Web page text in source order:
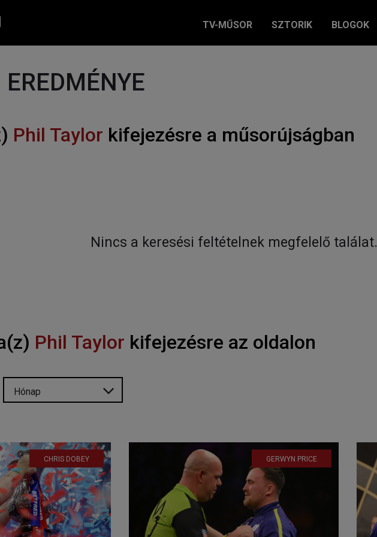
TV-MŰSOR SZTORIK BLOGOK
EREDMÉNYE
Phil Taylor kifejezésre a műsorújságban
Nincs a keresési feltételnek megfelelő találat.
Phil Taylor kifejezésre az oldalon
Hónap
CHRIS DOBEY GERWYN PRICE